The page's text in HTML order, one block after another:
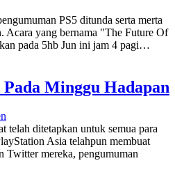
PS5 ditunda serta merta
Acara yang bernama "The Future Of
pada 5hb Jun ini jam 4 pagi…
Pada Minggu Hadapan
telah ditetapkan untuk semua para
Asia telahpun membuat
Twitter mereka, pengumuman